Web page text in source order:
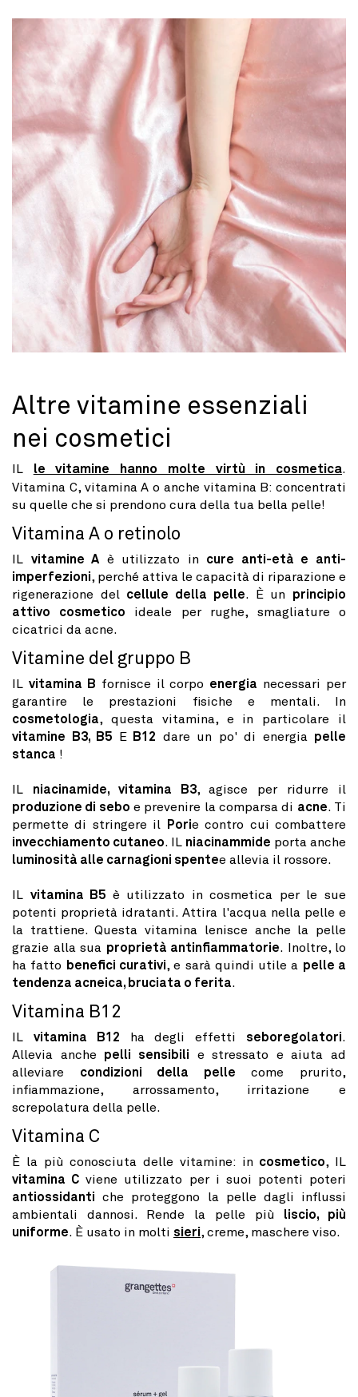
Altre vitamine essenziali
nei cosmetici
IL le vitamine hanno molte virtù in cosmetica.
Vitamina C, vitamina A o anche vitamina B: concentrati
su quelle che si prendono cura della tua bella pelle!
Vitamina A o retinolo
IL vitamine A è utilizzato in cure anti-età e anti-
imperfezioni, perché attiva le capacità di riparazione e
rigenerazione del cellule della pelle. È un principio
attivo cosmetico ideale per rughe, smagliature o
cicatrici da acne.
Vitamine del gruppo B
IL vitamina B fornisce il corpo energia necessari per
garantire le prestazioni fisiche e mentali. In
cosmetologia, questa vitamina, e in particolare il
vitamine B3, B5 EB12 dare un po' di energia pelle
stanca !
IL niacinamide, vitamina B3, agisce per ridurre il
produzione di sebo e prevenire la comparsa di acne. Ti
permette di stringere il
Porie contro cui combattere
invecchiamento cutaneo. IL niacinammide porta anche
luminosità alle carnagioni spentee allevia il rossore.
IL vitamina B5 è utilizzato in cosmetica per le sue
potenti proprietà idratanti. Attira l'acqua nella pelle e
la trattiene. Questa vitamina lenisce anche la pelle
grazie alla sua proprietà antinfiammatorie. Inoltre, lo
ha fatto
benefici curativi, e sarà quindi utile a pelle a
tendenza acneica, bruciata o ferita.
Vitamina B12
IL vitamina B12 ha degli effetti seboregolatori.
Allevia anche pelli sensibili e stressato e aiuta ad
alleviare condizioni della pelle come prurito,
infiammazione, arrossamento, irritazione e
screpolatura della pelle.
Vitamina C
È la più conosciuta delle vitamine: in cosmetico, IL
vitamina C viene utilizzato per i suoi potenti poteri
antiossidanti che proteggono la pelle dagli influssi
ambientali dannosi. Rende la pelle più liscio, più
uniforme. È usato in molti sieri, creme, maschere viso.